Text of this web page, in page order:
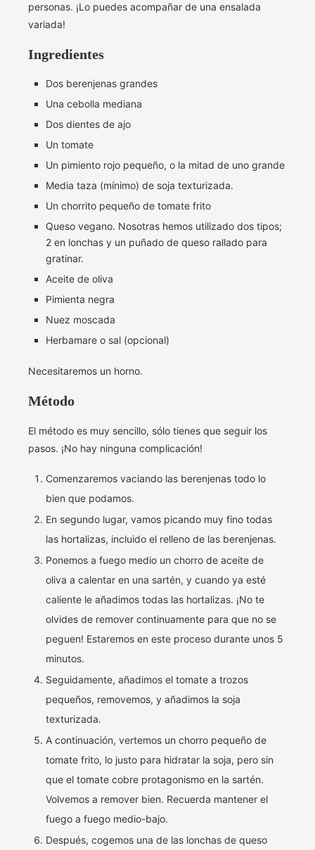
personas. ¡Lo puedes acompañar de una ensalada
variada!
Ingredientes
Dos berenjenas grandes
Una cebolla mediana
Dos dientes de ajo
Un tomate
Un pimiento rojo pequeño, o la mitad de uno grande
Media taza (mínimo) de soja texturizada.
Un chorrito pequeño de tomate frito
Queso vegano. Nosotras hemos utilizado dos tipos;
2 en lonchas y un puñado de queso rallado para
gratinar.
Aceite de oliva
Pimienta negra
Nuez moscada
Herbamare o sal (opcional)
Necesitaremos un horno.
Método
El método es muy sencillo, sólo tienes que seguir los
pasos. ¡No hay ninguna complicación!
Comenzaremos vaciando las berenjenas todo lo
bien que podamos.
En segundo lugar, vamos picando muy fino todas
las hortalizas, incluido el relleno de las berenjenas.
Ponemos a fuego medio un chorro de aceite de
oliva a calentar en una sartén, y cuando ya esté
caliente le añadimos todas las hortalizas. ¡No te
olvides de remover continuamente para que no se
peguen! Estaremos en este proceso durante unos 5
minutos.
Seguidamente, añadimos el tomate a trozos
pequeños, removemos, y añadimos la soja
texturizada.
A continuación, vertemos un chorro pequeño de
tomate frito, lo justo para hidratar la soja, pero sin
que el tomate cobre protagonismo en la sartén.
Volvemos a remover bien. Recuerda mantener el
fuego a fuego medio-bajo.
Después, cogemos una de las lonchas de queso